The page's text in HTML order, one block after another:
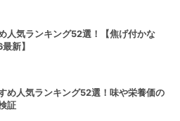
人気ランキング52選！【焦げ付かな
新】
め人気ランキング52選！味や栄養価の
証